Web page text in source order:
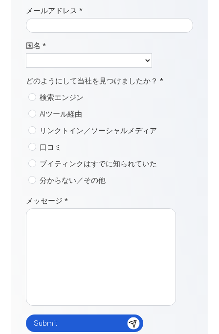
メールアドレス*
国名*
どのようにして当社を見つけましたか？*
検索エンジン
AIツール経由
リンクトイン／ソーシャルメディア
口コミ
ブイティンクはすでに知られていた
分からない／その他
メッセージ*